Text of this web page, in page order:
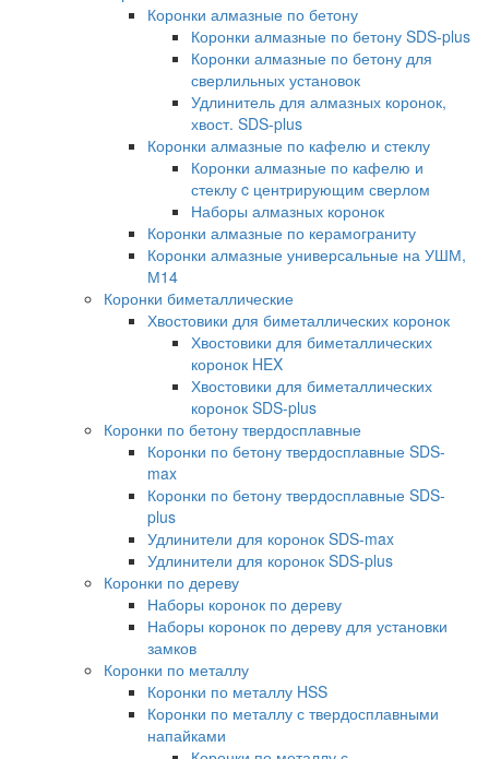
Коронки алмазные по бетону
Коронки алмазные по бетону SDS-plus
Коронки алмазные по бетону для
сверлильных установок
Удлинитель для алмазных коронок,
хвост. SDS-plus
Коронки алмазные по кафелю и стеклу
Коронки алмазные по кафелю и
стеклу c центрирующим сверлом
Наборы алмазных коронок
Коронки алмазные по керамограниту
Коронки алмазные универсальные на УШМ,
М14
Коронки биметаллические
Хвостовики для биметаллических коронок
Хвостовики для биметаллических
коронок HEX
Хвостовики для биметаллических
коронок SDS-plus
Коронки по бетону твердосплавные
Коронки по бетону твердосплавные SDS-
max
Коронки по бетону твердосплавные SDS-
plus
Удлинители для коронок SDS-max
Удлинители для коронок SDS-plus
Коронки по дереву
Наборы коронок по дереву
Наборы коронок по дереву для установки
замков
Коронки по металлу
Коронки по металлу HSS
Коронки по металлу с твердосплавными
напайками